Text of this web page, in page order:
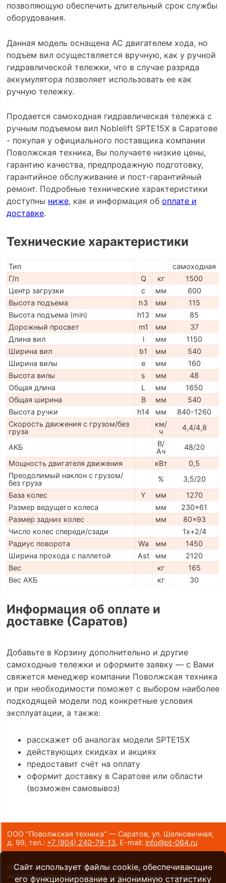
позволяющую обеспечить длительный срок службы
оборудования.
Данная модель оснащена AC двигателем хода, но
подъем вил осуществляется вручную, как у ручной
гидравлической тележки, что в случае разряда
аккумулятора позволяет использовать ее как
ручную тележку.
Продается самоходная гидравлическая тележка с
ручным подъемом вил Noblelift SPTE15X в Саратове
- покупая у официального поставщика компании
Поволжская техника, Вы получаете низкие цены,
гарантию качества, предпродажную подготовку,
гарантийное обслуживание и пост-гарантийный
ремонт. Подробные технические характеристики
доступны ниже, как и информация об оплате и
доставке.
Технические характеристики
Тип
самоходная
Г/п
Q кг
1500
Центр загрузки
c мм
600
Высота подъема
h3 мм
115
Высота подъема (min)
h13 мм
85
Дорожный просвет
m1 мм
37
Длина вил
l мм
1150
Ширина вил
b1 мм
540
Ширина вилы
e мм
160
Высота вилы
s мм
48
Общая длина
L мм
1650
Общая ширина
B мм
540
Высота ручки
h14 мм
840-1260
Скорость движения с грузом/без
груза
км/
ч
4,4/4,8
АКБ
В/
Ач
48/20
Мощность двигателя движения
кВт
0,5
Преодолимый наклон с грузом/
без груза
%
3,5/20
База колес
Y мм
1270
Размер ведущего колеса
мм
230x61
Размер задних колес
мм
80x93
Число колес спереди/сзади
1x+2/4
Радиус поворота
Wa мм
1450
Ширина прохода с паллетой
Ast мм
2120
Вес
кг
165
Вес АКБ
кг 30
Информация об оплате и
доставке (Саратов)
Добавьте в Корзину дополнительно и другие
самоходные тележки и оформите заявку — с Вами
свяжется менеджер компании Поволжская техника
и при необходимости поможет с выбором наиболее
подходящей модели под конкретные условия
эксплуатации, а также:
расскажет об аналогах модели SPTE15X
действующих скидках и акциях
предоставит счёт на оплату
оформит доставку в Саратове или области
(возможен самовывоз)
ООО "Поволжская техника" — Саратов, ул. Шелковичная,
д. 99,тел.: +7 (904) 240-79-13, E-mail: info@pt-064.ru
Информация на сайте носит исключительно
информационный характер и ни при каких условиях не
Сайт использует файлы cookie, обеспечивающие
его функционирование и анонимную статистику